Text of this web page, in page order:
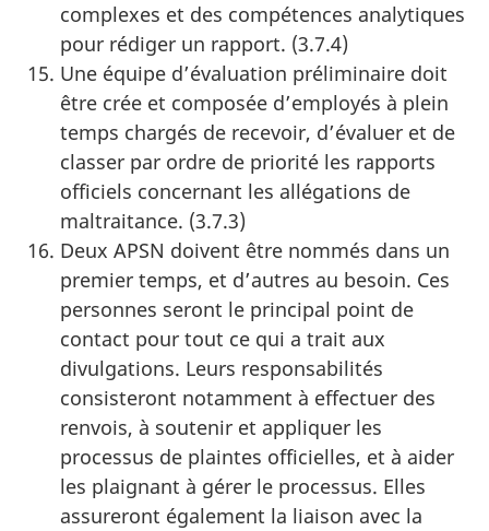
complexes et des compétences analytiques
pour rédiger un rapport. (3.7.4)
Une équipe d’évaluation préliminaire doit
être crée et composée d’employés à plein
temps chargés de recevoir, d’évaluer et de
classer par ordre de priorité les rapports
officiels concernant les allégations de
maltraitance. (3.7.3)
Deux APSN doivent être nommés dans un
premier temps, et d’autres au besoin. Ces
personnes seront le principal point de
contact pour tout ce qui a trait aux
divulgations. Leurs responsabilités
consisteront notamment à effectuer des
renvois, à soutenir et appliquer les
processus de plaintes officielles, et à aider
les plaignant à gérer le processus. Elles
assureront également la liaison avec la